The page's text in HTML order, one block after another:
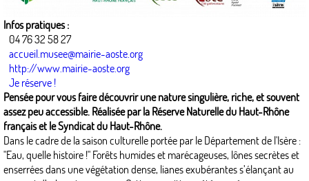
Infos pratiques :
04 76 32 58 27
accueil.musee@mairie-aoste.org
http://www.mairie-aoste.org
Je réserve !
Pensée pour vous faire découvrir une nature singulière, riche, et souvent
assez peu accessible. Réalisée par la Réserve Naturelle du Haut-Rhône
français et le Syndicat du Haut-Rhône.
Dans le cadre de la saison culturelle portée par le Département de l'Isère :
"Eau, quelle histoire !" Forêts humides et marécageuses, lônes secrètes et
enserrées dans une végétation dense, lianes exubérantes s’élançant au